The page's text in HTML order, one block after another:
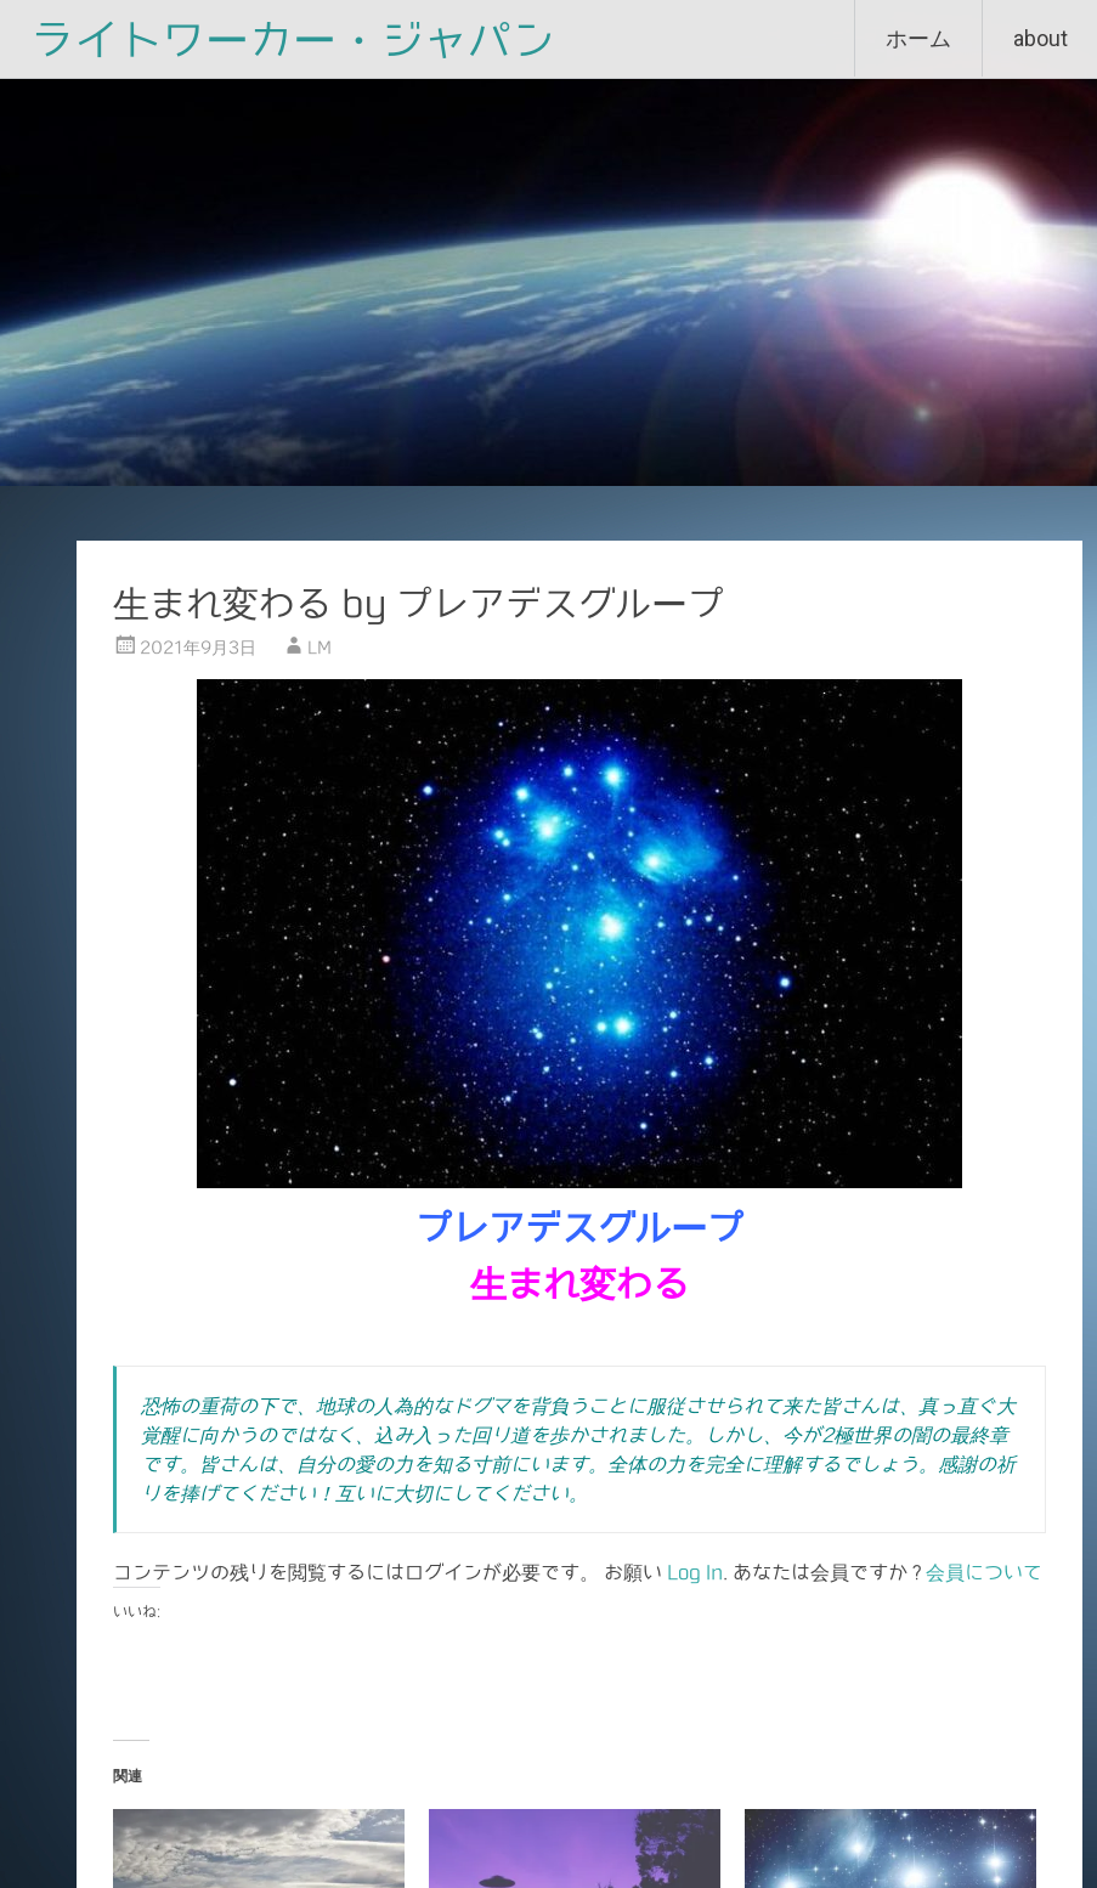
ライトワーカー・ジャパン
to
ホーム about
生まれ変わる by プレアデスグループ
2021年9月3日 LM
プレアデスグループ
生まれ変わる
恐怖の重荷の下で、地球の人為的なドグマを背負うことに服従させられて来た皆さんは、真っ直ぐ大
覚醒に向かうのではなく、込み入った回り道を歩かされました。しかし、 今が2極世界の闇の最終章
です。
皆さんは、自分の愛の力を知る寸前にいます。 全体の力を完全に理解するでしょう。 感謝の祈
りを捧げてください！ 互いに大切にしてください。
コンテンツの残りを閲覧するにはログインが必要です。 お願い Log In . あなたは会員ですか ? 会員について
いいね:
関連